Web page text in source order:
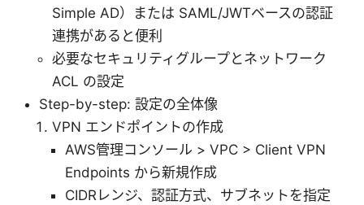
Simple AD）または SAML/JWTベースの認証
連携があると便利
必要なセキュリティグループとネットワーク
ACL の設定
Step-by-step: 設定の全体像
VPN エンドポイントの作成
AWS管理コンソール > VPC > Client VPN
Endpoints から新規作成
CIDRレンジ、認証方式、サブネットを指定